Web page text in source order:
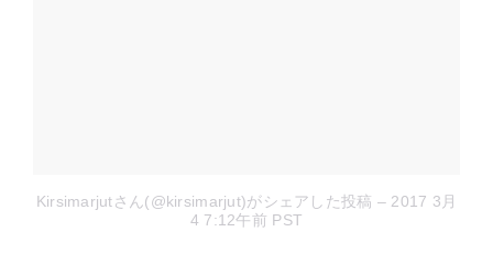
Kirsimarjutさん(@kirsimarjut)がシェアした投稿 – 2017 3月
4 7:12午前 PST